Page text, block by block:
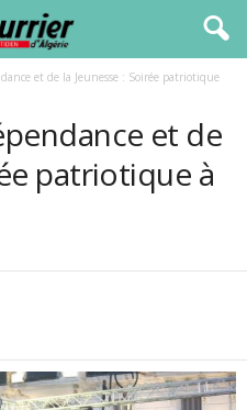
et de la Jeunesse : Soirée patriotique
et de
patriotique à